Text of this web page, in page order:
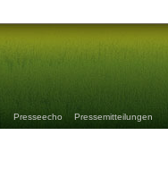
Presseecho Pressemitteilungen